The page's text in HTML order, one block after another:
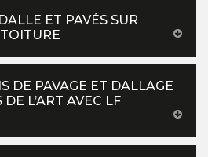
ET PAVÉS SUR
DE PAVAGE ET DALLAGE
L’ART AVEC LF